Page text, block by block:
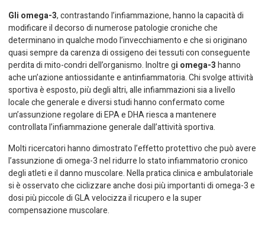
Gli omega-3, contrastando l’infiammazione, hanno la capacità di
modificare il decorso di numerose patologie croniche che
determinano in qualche modo l’invecchiamento e che si originano
quasi sempre da carenza di ossigeno dei tessuti con conseguente
perdita di mito-condri dell’organismo. Inoltre gi omega-3hanno
ache un’azione antiossidante e antinfiammatoria. Chi svolge attività
sportiva è esposto, più degli altri, alle infiammazioni sia a livello
locale che generale e diversi studi hanno confermato come
un’assunzione regolare di EPA e DHA riesca a mantenere
controllata l’infiammazione generale dall’attività sportiva.
Molti ricercatori hanno dimostrato l’effetto protettivo che può avere
l’assunzione di omega-3 nel ridurre lo stato infiammatorio cronico
degli atleti e il danno muscolare. Nella pratica clinica e ambulatoriale
si è osservato che ciclizzare anche dosi più importanti di omega-3 e
dosi più piccole di GLA velocizza il ricupero e la super
compensazione muscolare.